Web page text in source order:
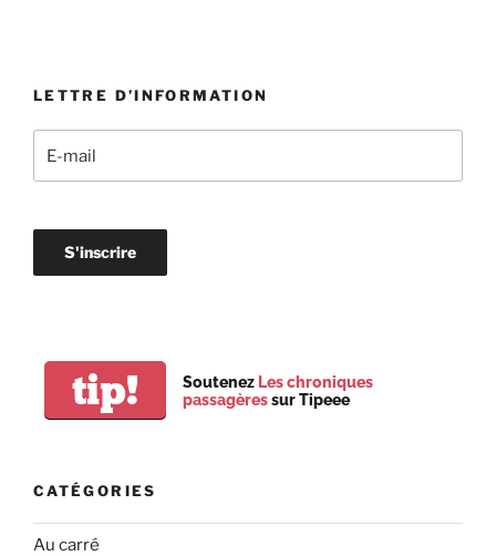
LETTRE D’INFORMATION
tip! Soutenez Les chroniques
passagèressur Tipeee
CATÉGORIES
Au carré